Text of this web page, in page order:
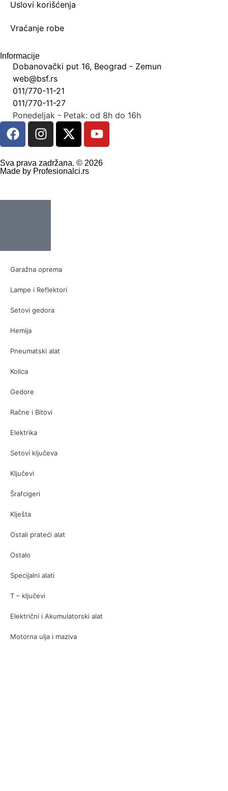
Uslovi korišćenja
Vraćanje robe
Informacije
Dobanovački put 16, Beograd - Zemun
web@bsf.rs
011/770-11-21
011/770-11-27
Ponedeljak - Petak: od 8h do 16h
Sva prava zadržana. © 2026
Made by Profesionalci.rs
Garažna oprema
Lampe i Reflektori
Setovi gedora
Hemija
Pneumatski alat
Kolica
Gedore
Račne i Bitovi
Elektrika
Setovi ključeva
Ključevi
Šrafcigeri
Klješta
Ostali prateći alat
Ostalo
Specijalni alati
T – ključevi
Električni i Akumulatorski alat
Motorna ulja i maziva